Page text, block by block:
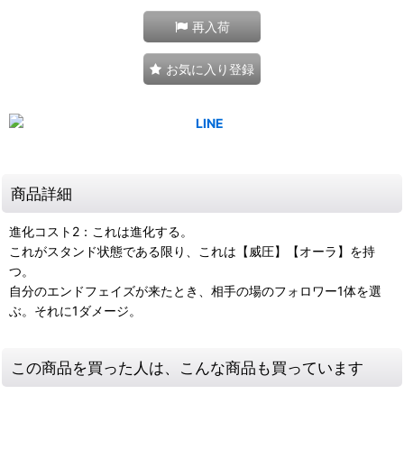
再入荷
お気に入り登録
商品詳細
進化コスト2：これは進化する。
これがスタンド状態である限り、これは【威圧】【オーラ】を持
つ。
自分のエンドフェイズが来たとき、相手の場のフォロワー1体を選
ぶ。それに1ダメージ。
この商品を買った人は、こんな商品も買っています